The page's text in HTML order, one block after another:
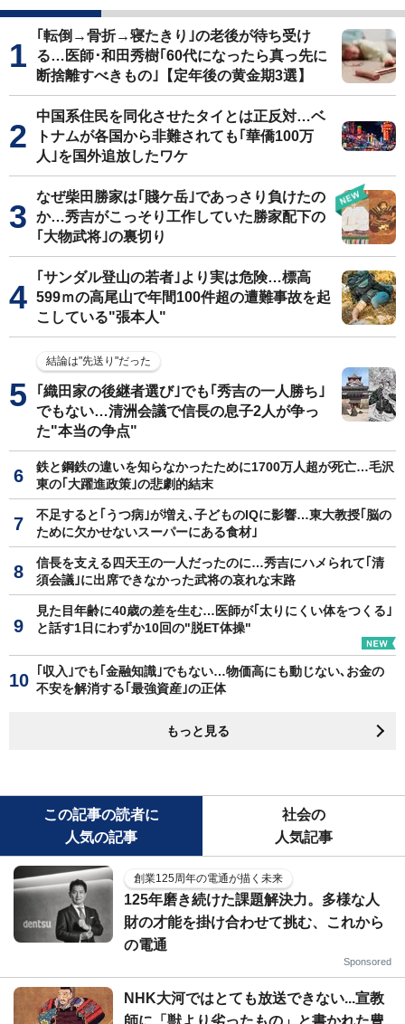
｢転倒→骨折→寝たきり｣の老後が待ち受け
る…医師･和田秀樹｢60代になったら真っ先に
断捨離すべきもの｣【定年後の黄金期3選】
中国系住民を同化させたタイとは正反対…ベ
トナムが各国から非難されても｢華僑100万
人｣を国外追放したワケ
なぜ柴田勝家は｢賤ケ岳｣であっさり負けたの
か…秀吉がこっそり工作していた勝家配下の
｢大物武将｣の裏切り
｢サンダル登山の若者｣より実は危険…標高
599ｍの高尾山で年間100件超の遭難事故を起
こしている"張本人"
結論は"先送り"だった
｢織田家の後継者選び｣でも｢秀吉の一人勝ち｣
でもない…清洲会議で信長の息子2人が争っ
た"本当の争点"
鉄と鋼鉄の違いを知らなかったために1700万人超が死亡…毛沢
東の｢大躍進政策｣の悲劇的結末
不足すると｢うつ病｣が増え､子どものIQに影響…東大教授｢脳の
ために欠かせないスーパーにある食材｣
信長を支える四天王の一人だったのに…秀吉にハメられて｢清
須会議｣に出席できなかった武将の哀れな末路
見た目年齢に40歳の差を生む…医師が｢太りにくい体をつくる｣
と話す1日にわずか10回の"脱ET体操"
｢収入｣でも｢金融知識｣でもない…物価高にも動じない､お金の
不安を解消する｢最強資産｣の正体
もっと見る
この記事の読者に
人気の記事
社会の
人気記事
創業125周年の電通が描く未来
125年磨き続けた課題解決力。多様な人
財の才能を掛け合わせて挑む、これから
の電通
Sponsored
NHK大河ではとても放送できない...宣教
師に「獣より劣ったもの」と書かれた豊